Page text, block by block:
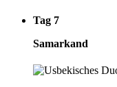
Tag 7
Samarkand